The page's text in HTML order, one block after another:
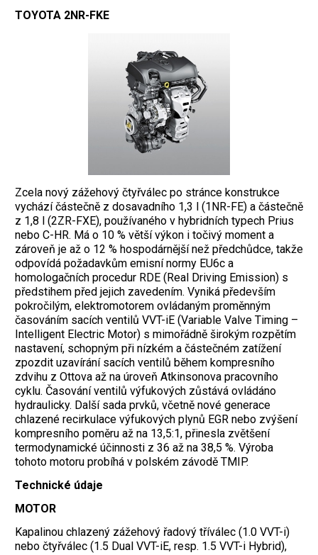
TOYOTA 2NR-FKE
Zcela nový zážehový čtyřválec po stránce konstrukce
vychází částečně z dosavadního 1,3 l (1NR-FE) a částečně
z 1,8 l (2ZR-FXE), používaného v hybridních typech Prius
nebo C-HR. Má o 10 % větší výkon i točivý moment a
zároveň je až o 12 % hospodárnější než předchůdce, takže
odpovídá požadavkům emisní normy EU6c a
homologačních procedur RDE (Real Driving Emission) s
předstihem před jejich zavedením. Vyniká především
pokročilým, elektromotorem ovládaným proměnným
časováním sacích ventilů VVT-iE (Variable Valve Timing –
Intelligent Electric Motor) s mimořádně širokým rozpětím
nastavení, schopným při nízkém a částečném zatížení
zpozdit uzavírání sacích ventilů během kompresního
zdvihu z Ottova až na úroveň Atkinsonova pracovního
cyklu. Časování ventilů výfukových zůstává ovládáno
hydraulicky. Další sada prvků, včetně nové generace
chlazené recirkulace výfukových plynů EGR nebo zvýšení
kompresního poměru až na 13,5:1, přinesla zvětšení
termodynamické účinnosti z 36 až na 38,5 %. Výroba
tohoto motoru probíhá v polském závodě TMIP.
Technické údaje
MOTOR
Kapalinou chlazený zážehový řadový tříválec (1.0 VVT-i)
nebo čtyřválec (1.5 Dual VVT-iE, resp. 1.5 VVT-i Hybrid),